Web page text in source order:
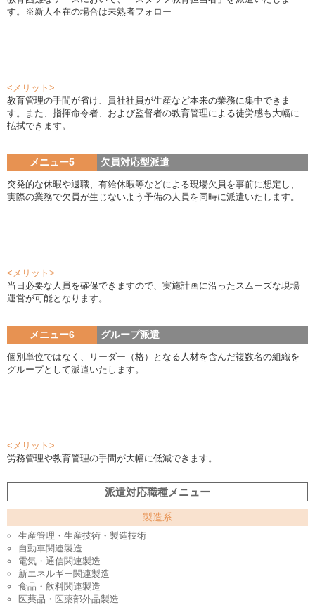
す。※新人不在の場合は未熟者フォロー
<メリット>
教育管理の手間が省け、貴社社員が生産など本来の業務に集中できま
す。また、指揮命令者、および監督者の教育管理による徒労感も大幅に
払拭できます。
メニュー5 欠員対応型派遣
突発的な休暇や退職、有給休暇等などによる現場欠員を事前に想定し、
実際の業務で欠員が生じないよう予備の人員を同時に派遣いたします。
<メリット>
当日必要な人員を確保できますので、実施計画に沿ったスムーズな現場
運営が可能となります。
メニュー6 グループ派遣
個別単位ではなく、リーダー（格）となる人材を含んだ複数名の組織を
グループとして派遣いたします。
<メリット>
労務管理や教育管理の手間が大幅に低減できます。
派遣対応職種メニュー
製造系
生産管理・生産技術・製造技術
自動車関連製造
電気・通信関連製造
新エネルギー関連製造
食品・飲料関連製造
医薬品・医薬部外品製造